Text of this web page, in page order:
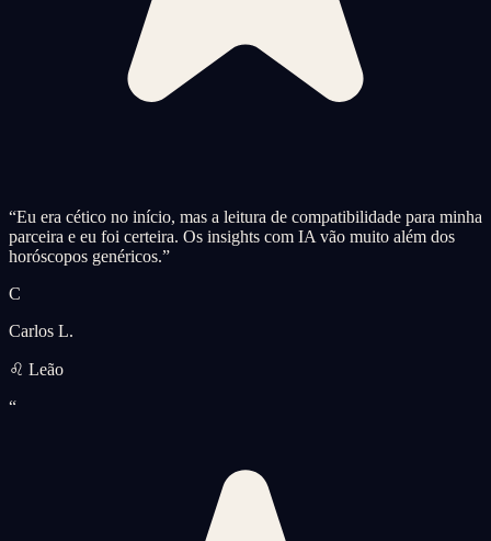
“Eu era cético no início, mas a leitura de compatibilidade para minha
parceira e eu foi certeira. Os insights com IA vão muito além dos
horóscopos genéricos.”
C
Carlos L.
♌ Leão
“